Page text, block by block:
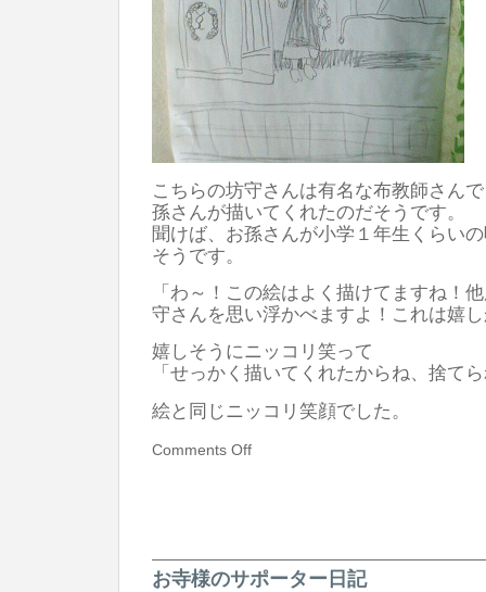
こちらの坊守さんは有名な布教師さん
孫さんが描いてくれたのだそうです。
聞けば、お孫さんが小学１年生くらい
そうです。
「わ～！この絵はよく描けてますね！
守さんを思い浮かべますよ！これは嬉
嬉しそうにニッコリ笑って
「せっかく描いてくれたからね、捨て
絵と同じニッコリ笑顔でした。
Comments Off
お寺様のサポーター日記